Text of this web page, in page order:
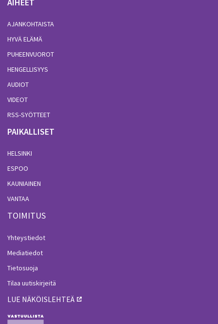
AJANKOHTAISTA
HYVÄ ELÄMÄ
PUHEENVUOROT
HENGELLISYYS
AUDIOT
VIDEOT
RSS-SYÖTTEET
PAIKALLISET
HELSINKI
ESPOO
KAUNIAINEN
VANTAA
TOIMITUS
Yhteystiedot
Mediatiedot
Tietosuoja
Tilaa uutiskirjeitä
LUE NÄKÖISLEHTEÄ